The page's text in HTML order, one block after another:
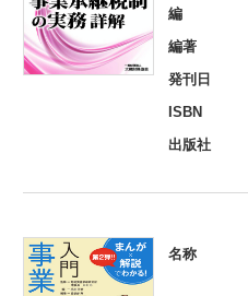
編
編著
発刊日
ISBN
出版社
名称